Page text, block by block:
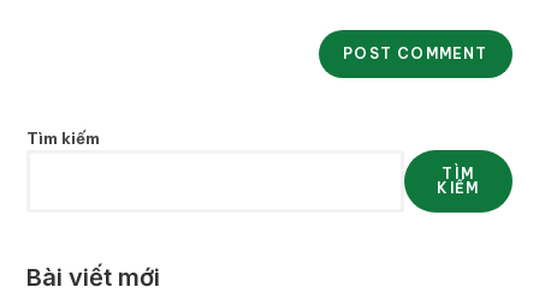
Tìm kiếm
TÌM
KIẾM
Bài viết mới